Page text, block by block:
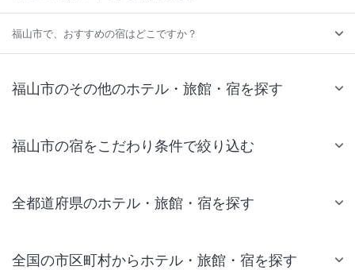
福山市で、おすすめの宿はどこですか？
福山市のその他のホテル・旅館・宿を探す
福山市の宿をこだわり条件で絞り込む
全都道府県のホテル・旅館・宿を探す
全国の市区町村からホテル・旅館・宿を探す